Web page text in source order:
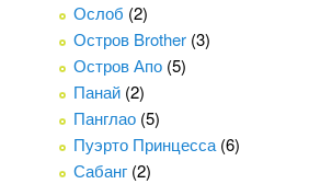
Ослоб (2)
Остров Brother (3)
Остров Апо (5)
Панай (2)
Панглао (5)
Пуэрто Принцесса(6)
Сабанг (2)